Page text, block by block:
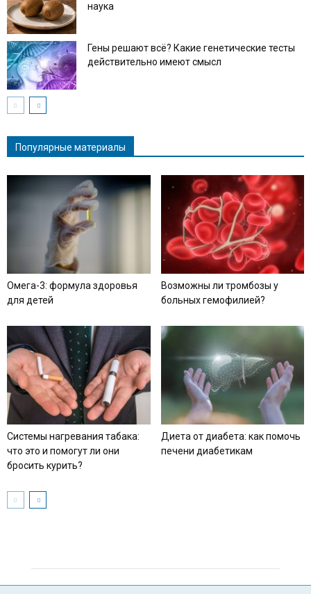
наука
Гены решают всё? Какие генетические тесты
действительно имеют смысл
Популярные материалы
Омега-3: формула здоровья
для детей
Возможны ли тромбозы у
больных гемофилией?
Системы нагревания табака:
что это и помогут ли они
бросить курить?
Диета от диабета: как помочь
печени диабетикам